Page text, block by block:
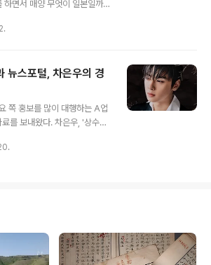
하면서 매양 무엇이 일본일까
무릎을 치게 되니 그렇게 해
이놈들이 칼잽이라는 사실이
이었다. 이 무식쟁이들을 젠
에게 의무 복종 신의 책임이라
된다. 그의 공작은 멋지게 성
, 부시도 하면 일본을 떠올리게
토혼 그것으로 동일시되기에
뉴스포털, 차은우의 경
쪽 홍보를 많이 대행하는 A업
를 보내왔다. 차은우, '상수리
리나무 아래' 첫 OST 'Don’t
'상수리나무 아래' OST Par
크라이, 마이 러브)'의 가창
함께 이날 오전 공식 SNS를
의 티저 이미지를 공개..